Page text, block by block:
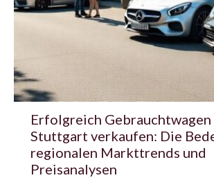
Erfolgreich Gebrauchtwagen
Stuttgart verkaufen: Die
regionalen Markttrends und
Preisanalysen